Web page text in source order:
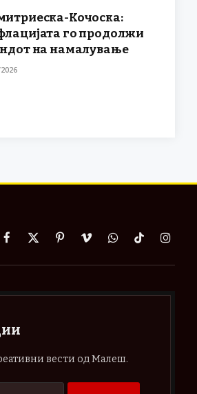
Кочоска:
го продолжи
на намалување
Facebook
X
PinterestVimeoWhatsApp
TikTok
вести од Малеш.